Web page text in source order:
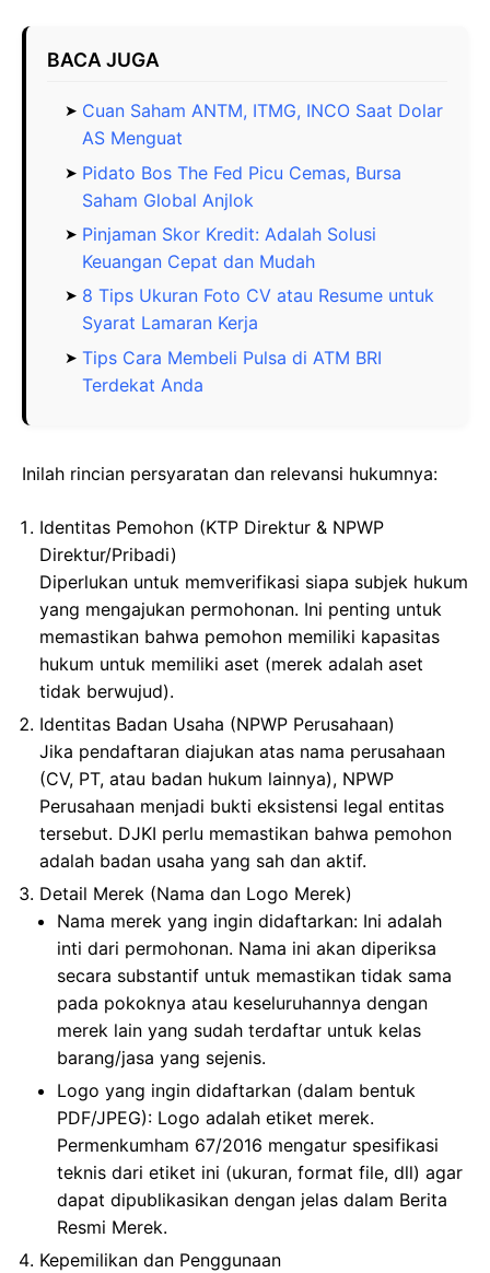
BACA JUGA
Cuan Saham ANTM, ITMG, INCO Saat Dolar
AS Menguat
Pidato Bos The Fed Picu Cemas, Bursa
Saham Global Anjlok
Pinjaman Skor Kredit: Adalah Solusi
Keuangan Cepat dan Mudah
8 Tips Ukuran Foto CV atau Resume untuk
Syarat Lamaran Kerja
Tips Cara Membeli Pulsa di ATM BRI
Terdekat Anda
Inilah rincian persyaratan dan relevansi hukumnya:
Identitas Pemohon (KTP Direktur & NPWP
Direktur/Pribadi)
Diperlukan untuk memverifikasi siapa subjek hukum
yang mengajukan permohonan. Ini penting untuk
memastikan bahwa pemohon memiliki kapasitas
hukum untuk memiliki aset (merek adalah aset
tidak berwujud).
Identitas Badan Usaha (NPWP Perusahaan)
Jika pendaftaran diajukan atas nama perusahaan
(CV, PT, atau badan hukum lainnya), NPWP
Perusahaan menjadi bukti eksistensi legal entitas
tersebut. DJKI perlu memastikan bahwa pemohon
adalah badan usaha yang sah dan aktif.
Detail Merek (Nama dan Logo Merek)
Nama merek yang ingin didaftarkan: Ini adalah
inti dari permohonan. Nama ini akan diperiksa
secara substantif untuk memastikan tidak sama
pada pokoknya atau keseluruhannya dengan
merek lain yang sudah terdaftar untuk kelas
barang/jasa yang sejenis.
Logo yang ingin didaftarkan (dalam bentuk
PDF/JPEG): Logo adalah etiket merek.
Permenkumham 67/2016 mengatur spesifikasi
teknis dari etiket ini (ukuran, format file, dll) agar
dapat dipublikasikan dengan jelas dalam Berita
Resmi Merek.
Kepemilikan dan Penggunaan